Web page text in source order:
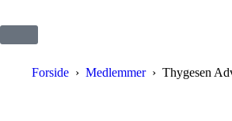
Forside Medlemmer Thygesen